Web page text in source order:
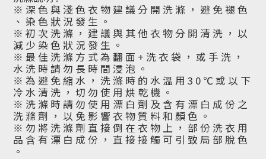
※ 深 色 與 淺 色 衣 物 建 議 分 開 洗 滌 ， 避 免 褪 色
、 染 色 狀 況 發 生 。
※ 初 次 洗 滌 ， 建 議 與 其 他 衣 物 分 開 清 洗 ， 以
減 少 染 色 狀 況 發 生 。
※ 最 佳 洗 滌 方 式 為 翻 面 + 洗 衣 袋 ， 或 手 洗 ，
水 洗 時 請 勿 長 時 間 浸 泡 。
※ 為 避 免 縮 水 ， 洗 滌 時 的 水 溫 用 3 0 ℃ 或 以 下
冷 水 清 洗 ， 切 勿 使 用 烘 乾 機 。
※ 洗 滌 時 請 勿 使 用 漂 白 劑 及 含 有 漂 白 成 份 之
洗 滌 劑 ， 以 免 影 響 衣 物 質 料 和 顏 色 。
※ 勿 將 洗 滌 劑 直 接 倒 在 衣 物 上 ， 部 份 洗 衣 用
品 含 有 漂 白 成 份 ， 直 接 接 觸 可 引 致 局 部 脫 色
。